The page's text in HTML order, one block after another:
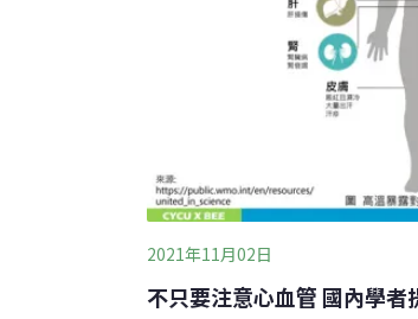
2021年11月02日
不只要注意心血管 國內學